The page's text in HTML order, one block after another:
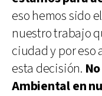
eso hemos sido
nuestro trabajo
ciudad y por eso
esta decisión.
Ambiental en